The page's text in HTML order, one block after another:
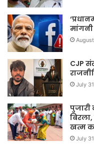
मांगनी
CJP
July
खत्म
July